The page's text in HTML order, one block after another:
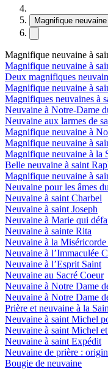
Magnifique
Magnifique neuvaine à
Magnifique neuvaine à
Deux magnifiques
Magnifique neuvaine à
Magnifiques neuvaines à
Neuvaine à Notre-Dame
Neuvaine aux larmes de
Magnifique neuvaine à
Magnifique neuvaine à
Magnifique neuvaine à la
Belle neuvaine à saint
Magnifique neuvaine à
Neuvaine pour les âmes
Neuvaine à saint Charbel
Neuvaine à saint Joseph
Neuvaine à Marie qui
Neuvaine à sainte Rita
Neuvaine à la
Neuvaine à l’Immaculée
Neuvaine à l’Esprit Saint
Neuvaine au Sacré Coeur
Neuvaine à Notre Dame
Neuvaine à Notre Dame
Prière et neuvaine à la
Neuvaine à saint Michel
Neuvaine à saint Michel
Neuvaine à saint Expédit
Neuvaine de prière :
Bougie de neuvaine